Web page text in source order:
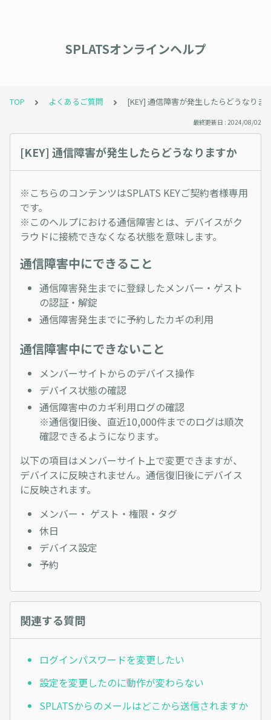
SPLATSオンラインヘルプ
TOP よくあるご質問 [KEY] 通信障害が発生したらどうなりま
最終更新日 : 2024/08/02
[KEY] 通信障害が発生したらどうなりますか
※こちらのコンテンツはSPLATS KEYご契約者様専用
です。
※このヘルプにおける通信障害とは、デバイスがク
ラウドに接続できなくなる状態を意味します。
通信障害中にできること
通信障害発生までに登録したメンバー・ゲスト
の認証・解錠
通信障害発生までに予約したカギの利用
通信障害中にできないこと
メンバーサイトからのデバイス操作
デバイス状態の確認
通信障害中のカギ利用ログの確認
※通信復旧後、直近10,000件までのログは順次
確認できるようになります。
以下の項目はメンバーサイト上で変更できますが、
デバイスに反映されません。通信復旧後にデバイス
に反映されます。
メンバー・ ゲスト・権限・タグ
休日
デバイス設定
予約
関連する質問
ログインパスワードを変更したい
設定を変更したのに動作が変わらない
SPLATSからのメールはどこから送信されますか